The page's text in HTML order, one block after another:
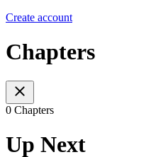
Create account
Chapters
0 Chapters
Up Next